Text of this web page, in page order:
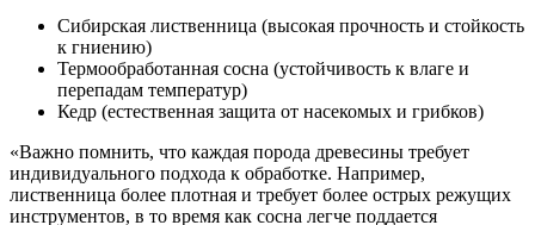
Сибирская лиственница (высокая прочность и стойкость
к гниению)
Термообработанная сосна (устойчивость к влаге и
перепадам температур)
Кедр (естественная защита от насекомых и грибков)
«Важно помнить, что каждая порода древесины требует
индивидуального подхода к обработке. Например,
лиственница более плотная и требует более острых режущих
инструментов, в то время как сосна легче поддается